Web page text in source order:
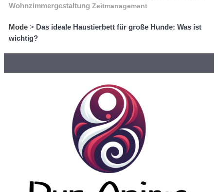
Wohnzimmergestaltung Zeitmanagement
Mode > Das ideale Haustierbett für große Hunde: Was ist
wichtig?